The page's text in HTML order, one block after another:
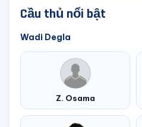
Cầu thủ nổi bật
Wadi Degla
Z. Osama